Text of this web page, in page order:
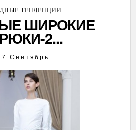
ТЕНДЕНЦИИ
ШИРОКИЕ
2...
7 Сентябрь